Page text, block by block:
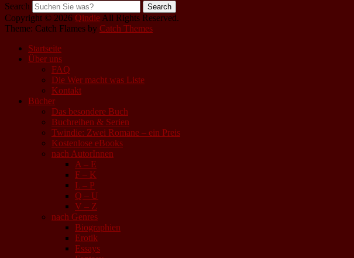
Search
Copyright © 2026 Qindie All Rights Reserved.
Theme: Catch Flames by Catch Themes
Startseite
Über uns
FAQ
Die Wer macht was Liste
Kontakt
Bücher
Das besondere Buch
Buchreihen & Serien
Twindie: Zwei Romane – ein Preis
Kostenlose eBooks
nach AutorInnen
A – E
F – K
L – P
Q – U
V – Z
nach Genres
Biographien
Erotik
Essays